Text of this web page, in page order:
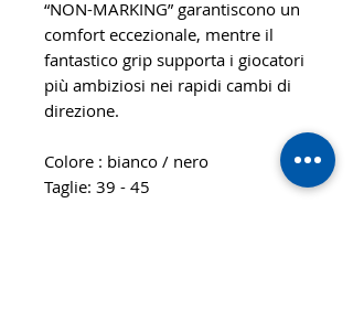
“NON-MARKING” garantiscono un
comfort eccezionale, mentre il
fantastico grip supporta i giocatori
più ambiziosi nei rapidi cambi di
direzione.
Colore : bianco / nero
Taglie: 39 - 45